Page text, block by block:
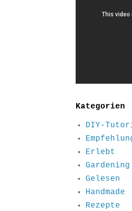
Kategorien
DIY-
Erlebt
Gardening
Gelesen
Handmade
Rezepte